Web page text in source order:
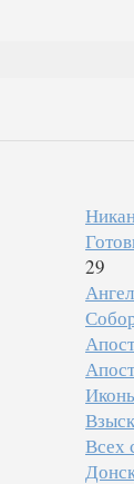
29
Всех